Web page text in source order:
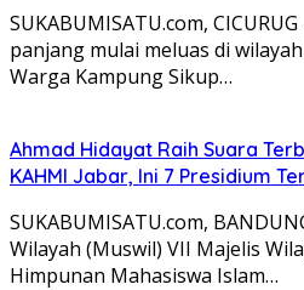
SUKABUMISATU.com,
panjang mulai meluas di
Warga Kampung Sikup…
Ahmad Hidayat Raih Suara
KAHMI Jabar, Ini 7 Presidium
SUKABUMISATU.com,
Wilayah (Muswil) VII Majelis
Himpunan Mahasiswa Islam…